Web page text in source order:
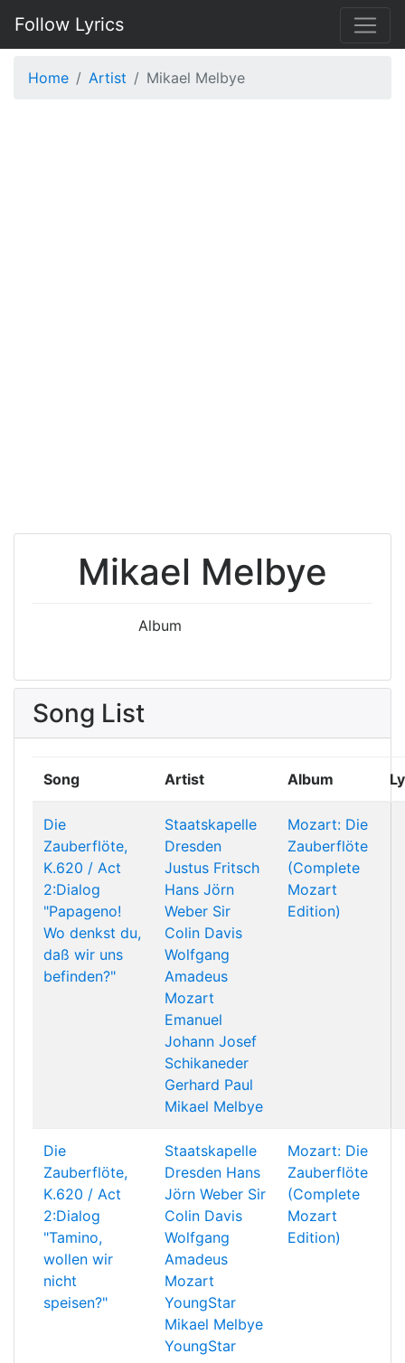
Follow Lyrics
Home Artist Mikael Melbye
Mikael Melbye
Album
Song List
Song Artist Album
Die
Zauberflöte,
K.620 / Act
2:Dialog
"Papageno!
Wo denkst du,
daß wir uns
befinden?"
Staatskapelle
Dresden
Justus Fritsch
Hans Jörn
Weber Sir
Colin Davis
Wolfgang
Amadeus
Mozart
Emanuel
Johann Josef
Schikaneder
Gerhard Paul
Mikael Melbye
Mozart: Die
Zauberflöte
(Complete
Mozart
Edition)
Die
Zauberflöte,
K.620 / Act
2:Dialog
"Tamino,
wollen wir
nicht
speisen?"
Staatskapelle
Dresden Hans
Jörn Weber Sir
Colin Davis
Wolfgang
Amadeus
Mozart
YoungStar
Mikael Melbye
YoungStar
Mozart: Die
Zauberflöte
(Complete
Mozart
Edition)